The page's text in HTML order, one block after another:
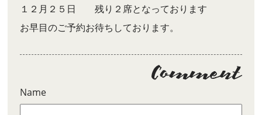
１２月２５日 残り２席となっております
お早目のご予約お待ちしております。
Name